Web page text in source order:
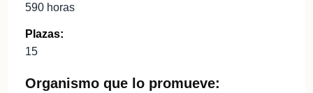
590 horas
Plazas:
15
Organismo que lo promueve: